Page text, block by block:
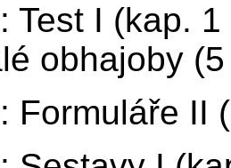
Test I (kap.
obhajoby
Formuláře II